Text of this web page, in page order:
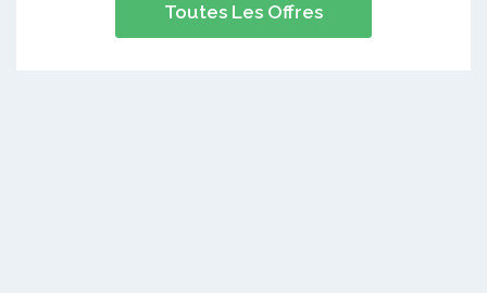
Toutes Les Offres